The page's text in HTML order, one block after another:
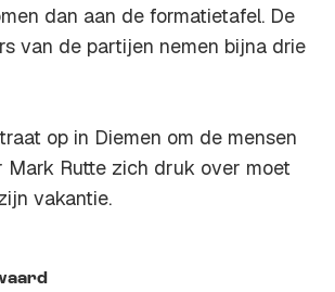
dan aan de formatietafel. De
van de partijen nemen bijna drie
op in Diemen om de mensen
Rutte zich druk over moet
vakantie.